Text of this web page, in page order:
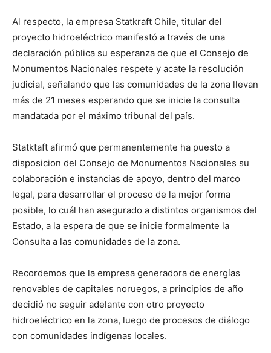
Al respecto, la empresa Statkraft Chile, titular del
proyecto hidroeléctrico manifestó a través de una
declaración pública su esperanza de que el Consejo de
Monumentos Nacionales respete y acate la resolución
judicial, señalando que las comunidades de la zona llevan
más de 21 meses esperando que se inicie la consulta
mandatada por el máximo tribunal del país.
Statktaft afirmó que permanentemente ha puesto a
disposicion del Consejo de Monumentos Nacionales su
colaboración e instancias de apoyo, dentro del marco
legal, para desarrollar el proceso de la mejor forma
posible, lo cuál han asegurado a distintos organismos del
Estado, a la espera de que se inicie formalmente la
Consulta a las comunidades de la zona.
Recordemos que la empresa generadora de energías
renovables de capitales noruegos, a principios de año
decidió no seguir adelante con otro proyecto
hidroeléctrico en la zona, luego de procesos de diálogo
con comunidades indígenas locales.